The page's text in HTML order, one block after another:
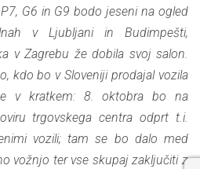
G6 in G9 bodo jeseni na ogled
v Ljubljani in Budimpešti,
v Zagrebu že dobila svoj salon.
kdo bo v Sloveniji prodajal vozila
v kratkem: 8. oktobra bo na
trgovskega centra odprt t.i.
vozili; tam se bo dalo med
vožnjo ter vse skupaj zaključiti z